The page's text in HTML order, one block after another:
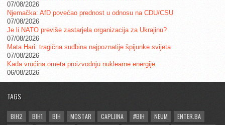
07/08/2026
Njemačka: AfD povećao prednost u odnosu na CDU/CSU
07/08/2026
Je li NATO previše zastarjela organizacija za Ukrajinu?
07/08/2026
Mata Hari: tragična sudbina najpoznatije špijunke svijeta
07/08/2026
Kada vrućina ometa proizvodnju nuklearne energije
06/08/2026
TAGS
BIH2 BIH1 BIH MOSTAR CAPLJINA #BIH NEUM
ENTER.BA